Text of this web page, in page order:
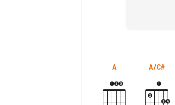
A A/C#